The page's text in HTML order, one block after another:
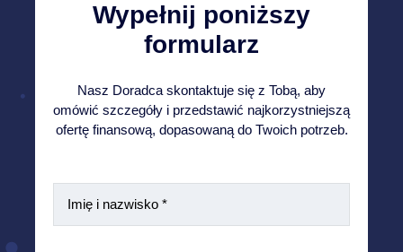
Wypełnij poniższy
formularz
Nasz Doradca skontaktuje się z Tobą, aby
omówić szczegóły i przedstawić najkorzystniejszą
ofertę finansową, dopasowaną do Twoich potrzeb.